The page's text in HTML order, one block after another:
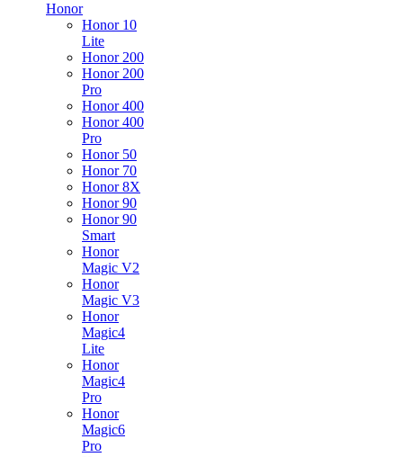
Honor
Honor 10
Lite
Honor 200
Honor 200
Pro
Honor 400
Honor 400
Pro
Honor 50
Honor 70
Honor 8X
Honor 90
Honor 90
Smart
Honor
Magic V2
Honor
Magic V3
Honor
Magic4
Lite
Honor
Magic4
Pro
Honor
Magic6
Pro